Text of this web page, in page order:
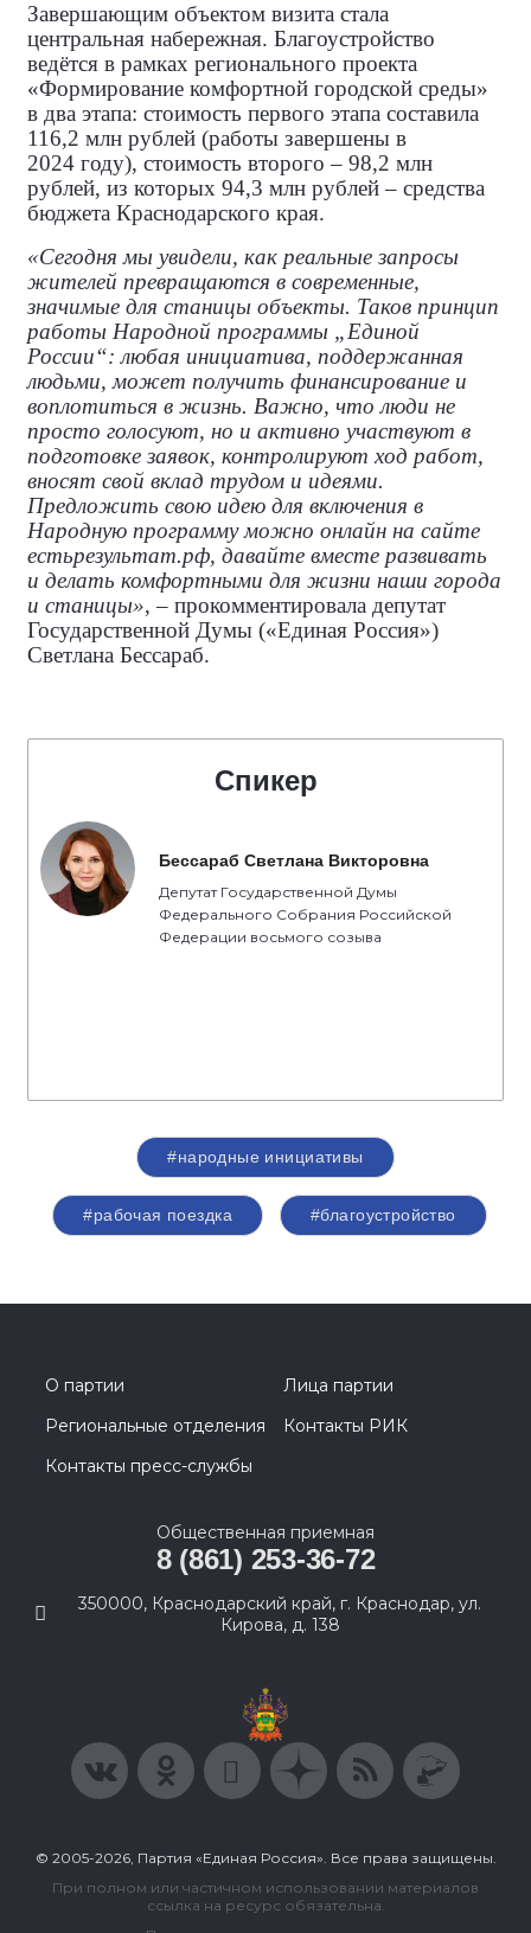
Завершающим объектом визита стала
центральная набережная. Благоустройство
ведётся в рамках регионального проекта
«Формирование комфортной городской среды»
в два этапа: стоимость первого этапа составила
116,2 млн рублей (работы завершены в
2024 году), стоимость второго – 98,2 млн
рублей, из которых 94,3 млн рублей – средства
бюджета Краснодарского края.
«Сегодня мы увидели, как реальные запросы
жителей превращаются в современные,
значимые для станицы объекты. Таков принцип
работы Народной программы „Единой
России“: любая инициатива, поддержанная
людьми, может получить финансирование и
воплотиться в жизнь. Важно, что люди не
просто голосуют, но и активно участвуют в
подготовке заявок, контролируют ход работ,
вносят свой вклад трудом и идеями.
Предложить свою идею для включения в
Народную программу можно онлайн на сайте
естьрезультат.рф, давайте вместе развивать
и делать комфортными для жизни наши города
и станицы», – прокомментировала депутат
Государственной Думы («Единая Россия»)
Светлана Бессараб.
Спикер
Бессараб Светлана Викторовна
Депутат Государственной Думы
Федерального Собрания Российской
Федерации восьмого созыва
#народные инициативы
#рабочая поездка #благоустройство
О партии
Лица партии
Региональные отделения
Контакты РИК
Контакты пресс-службы
Общественная приемная
8 (861) 253-36-72
350000, Краснодарский край, г. Краснодар, ул.
Кирова, д. 138
© 2005-2026, Партия «Единая Россия». Все права защищены.
При полном или частичном использовании материалов
ссылка на ресурс обязательна.